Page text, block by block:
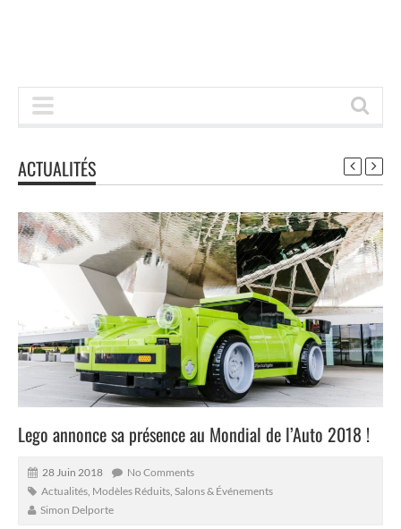
ACTUALITÉS
Lego annonce sa présence au Mondial de l’Auto 2018 !
28 Juin 2018
No Comments
Actualités Modèles Réduits Salons & Événements
Simon Delporte